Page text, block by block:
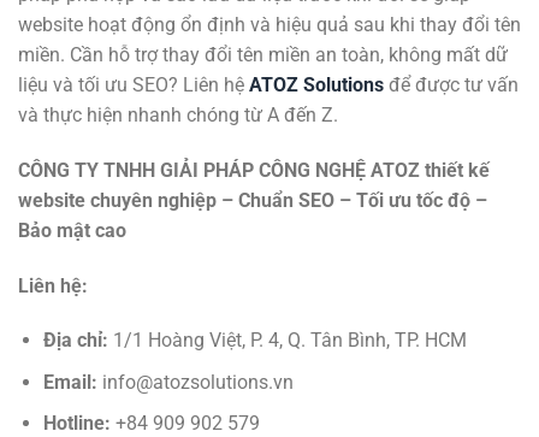
website hoạt động ổn định và hiệu quả sau khi thay đổi tên
miền. Cần hỗ trợ thay đổi tên miền an toàn, không mất dữ
liệu và tối ưu SEO? Liên hệ ATOZ Solutions để được tư vấn
và thực hiện nhanh chóng từ A đến Z.
CÔNG TY TNHH GIẢI PHÁP CÔNG NGHỆ ATOZ thiết kế
website chuyên nghiệp – Chuẩn SEO – Tối ưu tốc độ –
Bảo mật cao
Liên hệ:
Địa chỉ: 1/1 Hoàng Việt, P. 4, Q. Tân Bình, TP. HCM
Email: info@atozsolutions.vn
Hotline: +84 909 902 579